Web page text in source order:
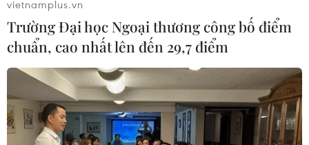
#Tây Ninh
#Phó Thủ tướng Lê Minh Khái
#Phát triển kinh tế-xã hội
#thu ngân sách
#cao tốc Gò Dầu-Xa Mát
#tốc độ tăng trưởng
vietnamplus.vn
Trường Đại học Ngoại thương công bố điểm
chuẩn, cao nhất lên đến 29,7 điểm